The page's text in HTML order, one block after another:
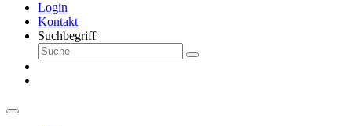
Login
Kontakt
Suchbegriff